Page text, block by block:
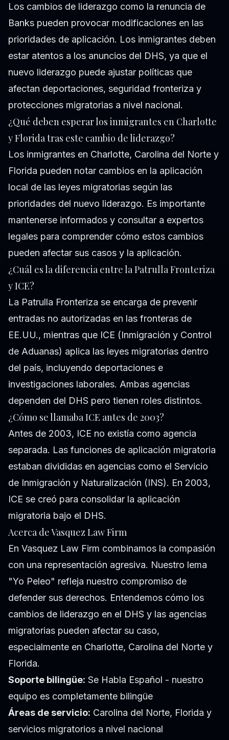
Los cambios de liderazgo como la renuncia de
Banks pueden provocar modificaciones en las
prioridades de aplicación. Los inmigrantes deben
estar atentos a los anuncios del DHS, ya que el
nuevo liderazgo puede ajustar políticas que
afectan deportaciones, seguridad fronteriza y
protecciones migratorias a nivel nacional.
¿Qué deben esperar los inmigrantes en Charlotte
y Florida tras este cambio de liderazgo?
Los inmigrantes en Charlotte, Carolina del Norte y
Florida pueden notar cambios en la aplicación
local de las leyes migratorias según las
prioridades del nuevo liderazgo. Es importante
mantenerse informados y consultar a expertos
legales para comprender cómo estos cambios
pueden afectar sus casos y la aplicación.
¿Cuál es la diferencia entre la Patrulla Fronteriza
y ICE?
La Patrulla Fronteriza se encarga de prevenir
entradas no autorizadas en las fronteras de
EE.UU., mientras que ICE (Inmigración y Control
de Aduanas) aplica las leyes migratorias dentro
del país, incluyendo deportaciones e
investigaciones laborales. Ambas agencias
dependen del DHS pero tienen roles distintos.
¿Cómo se llamaba ICE antes de 2003?
Antes de 2003, ICE no existía como agencia
separada. Las funciones de aplicación migratoria
estaban divididas en agencias como el Servicio
de Inmigración y Naturalización (INS). En 2003,
ICE se creó para consolidar la aplicación
migratoria bajo el DHS.
Acerca de Vasquez Law Firm
En Vasquez Law Firm combinamos la compasión
con una representación agresiva. Nuestro lema
"Yo Peleo" refleja nuestro compromiso de
defender sus derechos. Entendemos cómo los
cambios de liderazgo en el DHS y las agencias
migratorias pueden afectar su caso,
especialmente en Charlotte, Carolina del Norte y
Florida.
Soporte bilingüe: Se Habla Español - nuestro
equipo es completamente bilingüe
Áreas de servicio: Carolina del Norte, Florida y
servicios migratorios a nivel nacional